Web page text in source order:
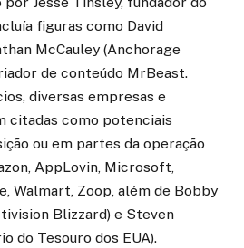
figuras como David
McCauley (Anchorage
de conteúdo MrBeast.
diversas empresas e
citadas como potenciais
ou em partes da operação
AppLovin, Microsoft,
Walmart, Zoop, além de Bobby
Blizzard) e Steven
do Tesouro dos EUA).